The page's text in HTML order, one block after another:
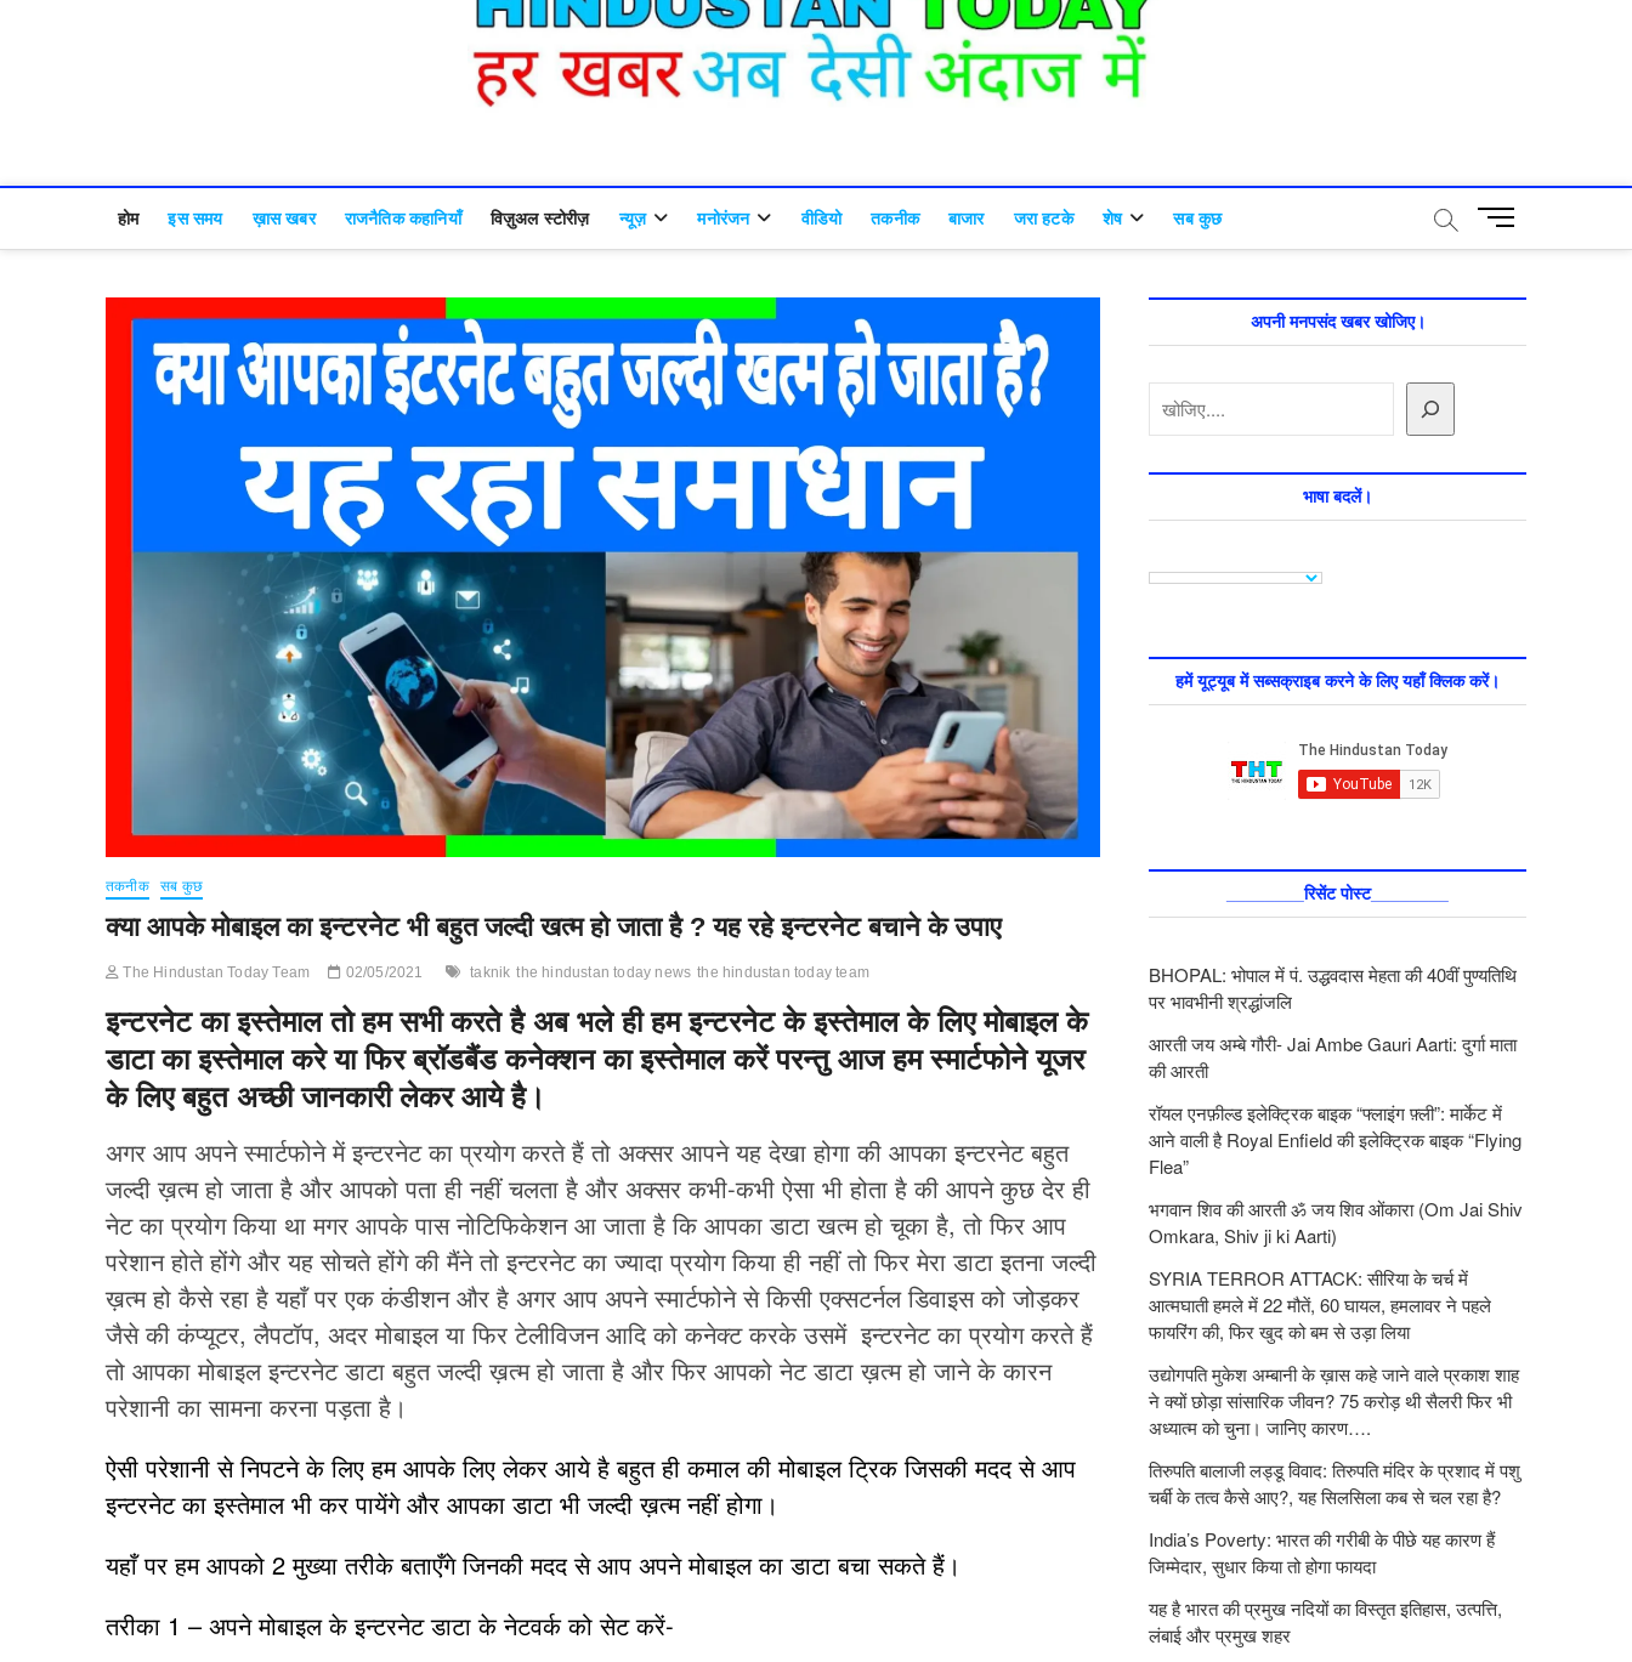
होम इस समय ख़ास खबर राजनैतिक कहानियाँ विज़ुअल स्टोरीज़ न्यूज़ मनोरंजन वीडियो तकनीक बाजार जरा हटके शेष सब कुछ
M
u
u
तकनीक सब कुछ
क्या आपके मोबाइल का इन्टरनेट भी बहुत जल्दी खत्म हो जाता है ? यह रहे इन्टरनेट बचाने के उपाए
The Hindustan Today Team 02/05/2021 taknik the hindustan today news the hindustan today team
इन्टरनेट का इस्तेमाल तो हम सभी करते है अब भले ही हम इन्टरनेट के इस्तेमाल के लिए मोबाइल के
डाटा का इस्तेमाल करे या फिर ब्रॉडबैंड कनेक्शन का इस्तेमाल करें परन्तु आज हम स्मार्टफोने यूजर
के लिए बहुत अच्छी जानकारी लेकर आये है।
अगर आप अपने स्मार्टफोने में इन्टरनेट का प्रयोग करते हैं तो अक्सर आपने यह देखा होगा की आपका इन्टरनेट बहुत
जल्दी ख़त्म हो जाता है और आपको पता ही नहीं चलता है और अक्सर कभी-कभी ऐसा भी होता है की आपने कुछ देर ही
नेट का प्रयोग किया था मगर आपके पास नोटिफिकेशन आ जाता है कि आपका डाटा खत्म हो चूका है, तो फिर आप
परेशान होते होंगे और यह सोचते होंगे की मैंने तो इन्टरनेट का ज्यादा प्रयोग किया ही नहीं तो फिर मेरा डाटा इतना जल्दी
ख़त्म हो कैसे रहा है यहाँ पर एक कंडीशन और है अगर आप अपने स्मार्टफोने से किसी एक्सटर्नल डिवाइस को जोड़कर
जैसे की कंप्यूटर, लैपटॉप, अदर मोबाइल या फिर टेलीविजन आदि को कनेक्ट करके उसमें इन्टरनेट का प्रयोग करते हैं
तो आपका मोबाइल इन्टरनेट डाटा बहुत जल्दी ख़त्म हो जाता है और फिर आपको नेट डाटा ख़त्म हो जाने के कारन
परेशानी का सामना करना पड़ता है।
ऐसी परेशानी से निपटने के लिए हम आपके लिए लेकर आये है बहुत ही कमाल की मोबाइल ट्रिक जिसकी मदद से आप
इन्टरनेट का इस्तेमाल भी कर पायेंगे और आपका डाटा भी जल्दी ख़त्म नहीं होगा।
यहाँ पर हम आपको 2 मुख्या तरीके बताएँगे जिनकी मदद से आप अपने मोबाइल का डाटा बचा सकते हैं।
तरीका 1 – अपने मोबाइल के इन्टरनेट डाटा के नेटवर्क को सेट करें-
अपनी मनपसंद खबर खोजिए।
खोजें
भाषा बदलें।
हमें यूट्यूब में सब्सक्राइब करने के लिए यहाँ क्लिक करें।
________रिसेंट पोस्ट________
BHOPAL: भोपाल में पं. उद्धवदास मेहता की 40वीं पुण्यतिथि
पर भावभीनी श्रद्धांजलि
आरती जय अम्बे गौरी- Jai Ambe Gauri Aarti: दुर्गा माता
की आरती
रॉयल एनफ़ील्ड इलेक्ट्रिक बाइक “फ्लाइंग फ़्ली”: मार्केट में
आने वाली है Royal Enfield की इलेक्ट्रिक बाइक “Flying
Flea”
भगवान शिव की आरती ॐ जय शिव ओंकारा (Om Jai Shiv
Omkara, Shiv ji ki Aarti)
SYRIA TERROR ATTACK: सीरिया के चर्च में
आत्मघाती हमले में 22 मौतें, 60 घायल, हमलावर ने पहले
फायरिंग की, फिर खुद को बम से उड़ा लिया
उद्योगपति मुकेश अम्बानी के ख़ास कहे जाने वाले प्रकाश शाह
ने क्यों छोड़ा सांसारिक जीवन? 75 करोड़ थी सैलरी फिर भी
अध्यात्म को चुना। जानिए कारण….
तिरुपति बालाजी लड्डू विवाद: तिरुपति मंदिर के प्रशाद में पशु
चर्बी के तत्‍व कैसे आए?, यह सिलसिला कब से चल रहा है?
India’s Poverty: भारत की गरीबी के पीछे यह कारण हैं
जिम्‍मेदार, सुधार किया तो होगा फायदा
यह है भारत की प्रमुख नदियों का विस्तृत इतिहास, उत्पत्ति,
लंबाई और प्रमुख शहर